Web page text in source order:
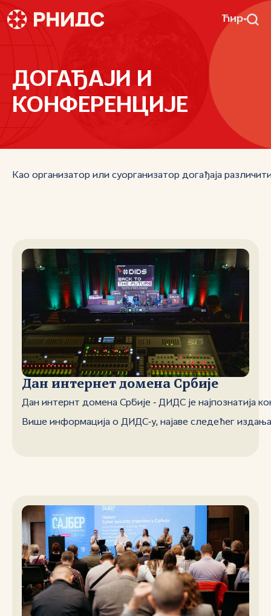
Ћир
ДОГАЂАЈИ И
КОНФЕРЕНЦИЈЕ
Као организатор или суорганизатор догађаја
Дан интернет домена Србије
Дан интернт домена Србије ‑ ДИДС је најпознатијa
Више информација о ДИДС‑у, најаве следећег